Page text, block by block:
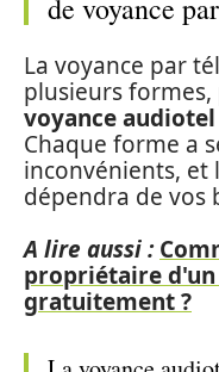
de voyance
La voyance par
plusieurs
voyance audiotel
Chaque forme a
inconvénients,
dépendra de vos
A lire aussi :
propriétaire
gratuitement ?